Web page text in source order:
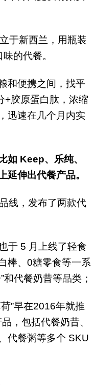
于新西兰，用瓶装
的代餐。
和便携之间，找平
+胶原蛋白肽，浓缩
迅速在几个月内实
如 Keep、乐纯、
延伸出代餐产品。
线，发布了两款代
于 5 月上线了轻食
棒、0糖零食等一系
代餐奶昔等品类；
”早在2016年就推
，包括代餐奶昔、
代餐粥等多个 SKU